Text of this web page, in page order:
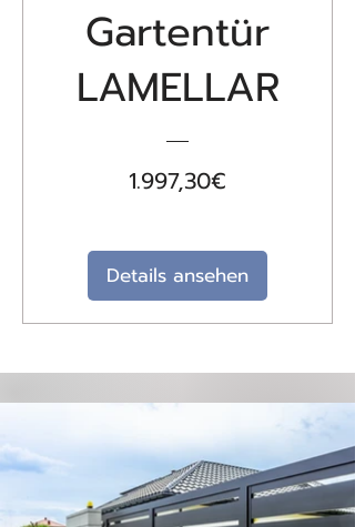
Gartentür
LAMELLAR
1.997,30€
Details ansehen